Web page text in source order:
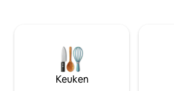
besneeuwde landschap te maken. Een
warme, gastvrije plek, ideaal voor
en vrienden die de authentieke
Parnassus-ervaring willen ervaren.
Keuken